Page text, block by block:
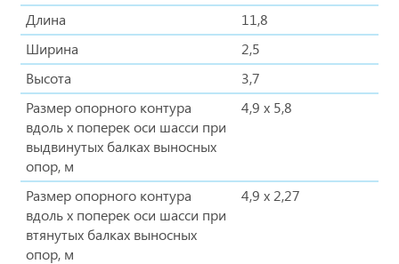
Длина
11,8
Ширина
2,5
Высота
3,7
Размер опорного контура
вдоль х поперек оси шасси при
выдвинутых балках выносных
опор, м
4,9 х 5,8
Размер опорного контура
вдоль х поперек оси шасси при
втянутых балках выносных
опор, м
4,9 х 2,27